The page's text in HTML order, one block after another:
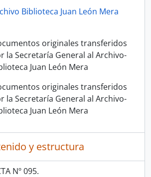
Biblioteca Juan León Mera
originales transferidos
la Secretaría General al Archivo-
Juan León Mera
originales transferidos
la Secretaría General al Archivo-
Juan León Mera
y estructura
Nº 095.